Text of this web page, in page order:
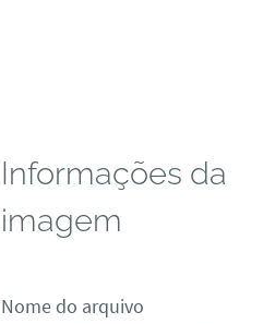
Informações da
imagem
Nome do arquivo